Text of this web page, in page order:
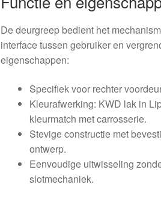
De deurgreep bedient het
interface tussen gebruiker en
eigenschappen:
Specifiek voor rechter
Kleurafwerking: KWD lak in
kleurmatch met carrosserie.
Stevige constructie met
ontwerp.
Eenvoudige uitwisseling
slotmechaniek.